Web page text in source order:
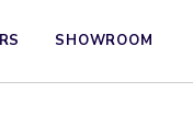
SHOWROOM